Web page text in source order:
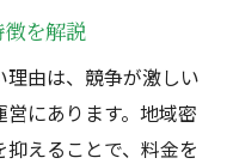
ズ脱毛が最適
パを最大化する方
おすすめメンズ脱
を解説
由は、競争が激しい
にあります。地域密
えることで、料金を